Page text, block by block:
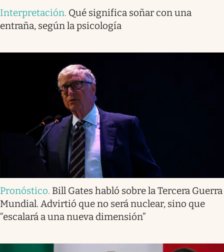
Interpretación. Qué significa soñar con una
entraña, según la psicología
Pronóstico. Bill Gates habló sobre la Tercera Guerra
Mundial. Advirtió que no será nuclear, sino que
“escalará a una nueva dimensión”